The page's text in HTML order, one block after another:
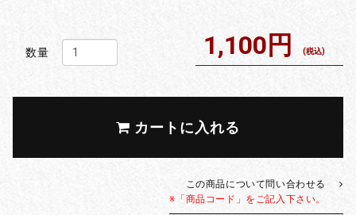
数量 1,100円 (税込)
カートに入れる
この商品について問い合わせる
※「商品コード」をご記入下さい。